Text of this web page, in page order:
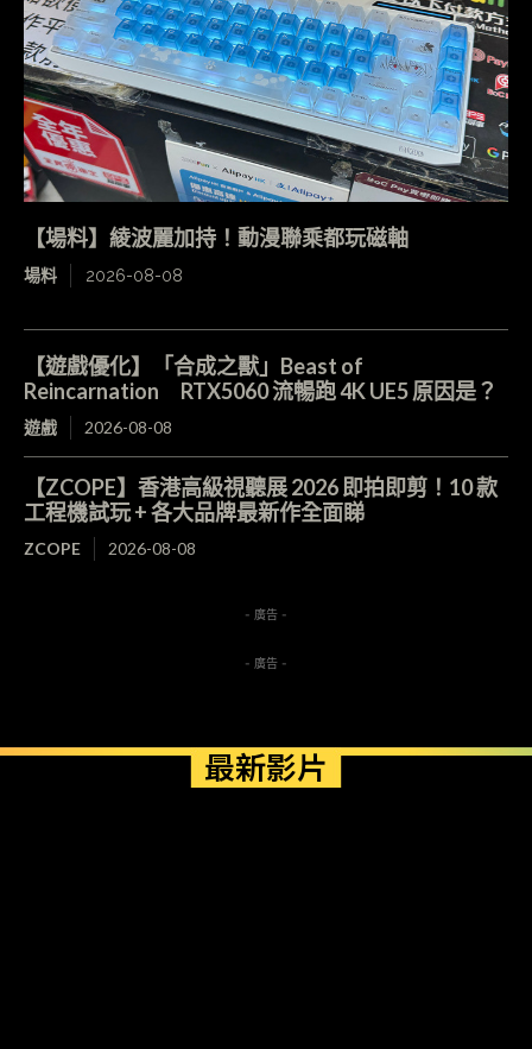
【場料】綾波麗加持！動漫聯乘都玩磁軸
場料 2026-08-08
【遊戲優化】「合成之獸」Beast of
Reincarnation RTX5060 流暢跑 4K UE5 原因是？
遊戲 2026-08-08
【ZCOPE】香港高級視聽展 2026 即拍即剪！10 款
工程機試玩 + 各大品牌最新作全面睇
ZCOPE 2026-08-08
- 廣告 -
- 廣告 -
最新影片